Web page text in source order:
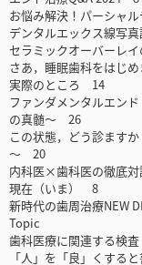
お悩み解決！パーシャ
デンタルエックス線写
セラミックオーバーレ
さあ，睡眠歯科をは
実際のところ 14
ファンダメンタルエン
の真髄～ 26
この状態，どう診ます
～ 20
内科医×歯科医の徹底
現在（いま） 8
新時代の歯周治療NEW
Topic
歯科医療に関連する検
「人」を「良」くする